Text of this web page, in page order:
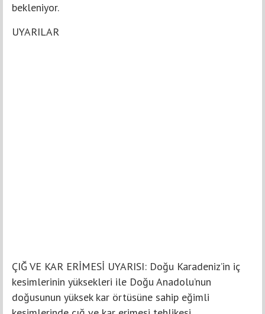
bekleniyor.
UYARILAR
ÇIĞ VE KAR ERİMESİ UYARISI: Doğu Karadeniz’in iç
kesimlerinin yüksekleri ile Doğu Anadolu’nun
doğusunun yüksek kar örtüsüne sahip eğimli